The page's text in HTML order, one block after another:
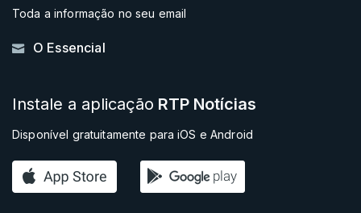
Toda a informação no seu email
O Essencial
Instale a aplicação RTP Notícias
Disponível gratuitamente para iOS e Android